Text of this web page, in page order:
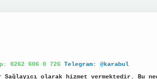
0262 606 0 726
Telegram: @karabul
Sağlayıcı olarak hizmet vermektedir.